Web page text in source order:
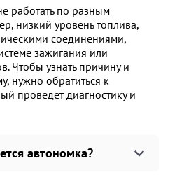
работать по разным
низкий уровень топлива,
соединениями,
зажигания или
Чтобы узнать причину и
нужно обратиться к
проведет диагностику и
автономка?